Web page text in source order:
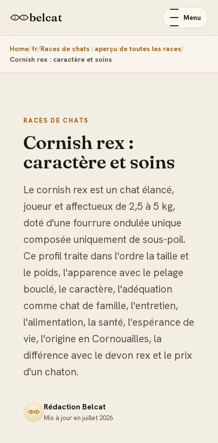
belcat Menu
Home fr Races de chats : aperçu de toutes les races
Cornish rex : caractère et soins
RACES DE CHATS
Cornish rex :
caractère et soins
Le cornish rex est un chat élancé,
joueur et affectueux de 2,5 à 5 kg,
doté d'une fourrure ondulée unique
composée uniquement de sous-poil.
Ce profil traite dans l'ordre la taille et
le poids, l'apparence avec le pelage
bouclé, le caractère, l'adéquation
comme chat de famille, l'entretien,
l'alimentation, la santé, l'espérance de
vie, l'origine en Cornouailles, la
différence avec le devon rex et le prix
d'un chaton.
Rédaction Belcat
Mis à jour en juillet 2026